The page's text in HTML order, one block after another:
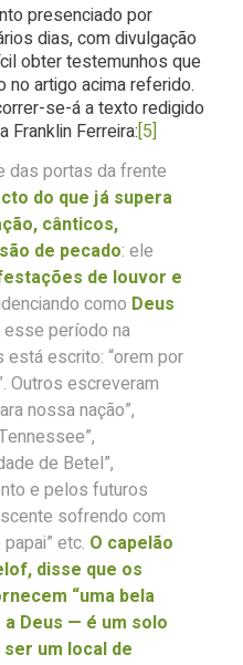
presenciado por
dias, com divulgação
obter testemunhos que
artigo acima referido.
se-á a texto redigido
Ferreira:[5]
das portas da frente
do que já supera
cânticos,
de pecado: ele
de louvor e
como Deus
esse período na
escrito: “orem por
Outros escreveram
nossa nação”,
de Betel”,
e pelos futuros
sofrendo com
etc. O capelão
disse que os
“uma bela
Deus — é um solo
um local de